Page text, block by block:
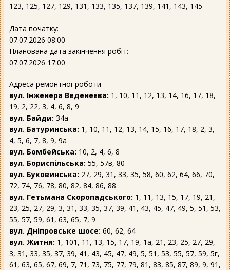
123, 125, 127, 129, 131, 133, 135, 137, 139, 141, 143, 145
Дата початку:
07.07.2026 08:00
Планована дата закінчення робіт:
07.07.2026 17:00
Адреса ремонтної роботи
вул. Інженера Веденеєва: 1, 10, 11, 12, 13, 14, 16, 17, 18,
19, 2, 22, 3, 4, 6, 8, 9
вул. Байди: 34а
вул. Батуринська: 1, 10, 11, 12, 13, 14, 15, 16, 17, 18, 2, 3,
4, 5, 6, 7, 8, 9, 9а
вул. Бомбейська: 10, 2, 4, 6, 8
вул. Бориспільська: 55, 57в, 80
вул. Буковинська: 27, 29, 31, 33, 35, 58, 60, 62, 64, 66, 70,
72, 74, 76, 78, 80, 82, 84, 86, 88
вул. Гетьмана Скоропадського: 1, 11, 13, 15, 17, 19, 21,
23, 25, 27, 29, 3, 31, 33, 35, 37, 39, 41, 43, 45, 47, 49, 5, 51, 53,
55, 57, 59, 61, 63, 65, 7, 9
вул. Дніпровське шосе: 60, 62, 64
вул. Житня: 1, 101, 11, 13, 15, 17, 19, 1а, 21, 23, 25, 27, 29,
3, 31, 33, 35, 37, 39, 41, 43, 45, 47, 49, 5, 51, 53, 55, 57, 59, 5г,
61, 63, 65, 67, 69, 7, 71, 73, 75, 77, 79, 81, 83, 85, 87, 89, 9, 91,